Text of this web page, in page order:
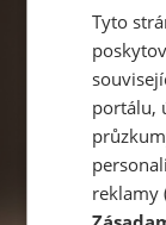
Tyto
portálu,
reklamy